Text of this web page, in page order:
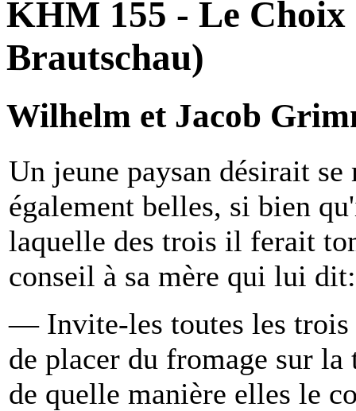
KHM 155 - Le Choix
Brautschau)
Wilhelm et Jacob
Un jeune paysan désirait
également belles, si bien
laquelle des trois il ferait
conseil à sa mère qui lui dit:
— Invite-les toutes les trois
de placer du fromage sur
de quelle manière elles le